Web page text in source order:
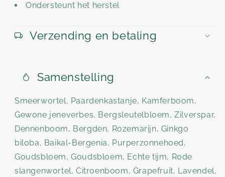
Ondersteunt het herstel
Verzending en betaling
Samenstelling
Smeerwortel, Paardenkastanje, Kamferboom,
Gewone jeneverbes, Bergsleutelbloem, Zilverspar,
Dennenboom, Bergden, Rozemarijn, Ginkgo
biloba, Baikal-Bergenia, Purperzonnehoed,
Goudsbloem, Goudsbloem, Echte tijm, Rode
slangenwortel, Citroenboom, Grapefruit, Lavendel,